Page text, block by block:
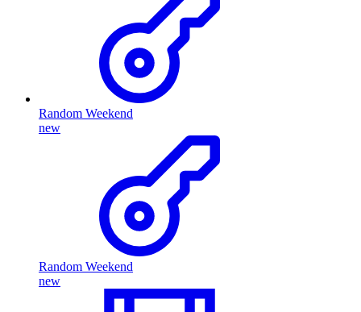
Random Weekend
new
Random Weekend
new